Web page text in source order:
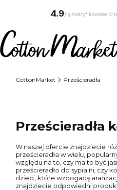
CottonMarket Prześcieradła
Prześcieradła
W naszej ofercie znajdziecie
prześcieradła w wielu,
względu na to, czy ma to być
prześcieradło do sypialni, czy
dzieci, które wzbogacą
znajdziecie odpowiedni
4.9/ 5 zweryfikowane